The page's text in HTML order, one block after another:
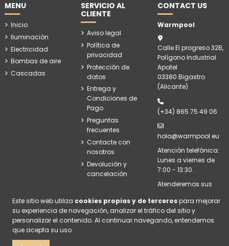
MENU
Inicio
Iluminaciòn
Electricidad
Bombas de aire
Cascadas
SERVICIO AL
CLIENTE
Aviso legal
Política de
privacidad
Protección de
datos
Entrega y
Condiciones de
Pago
Preguntas
frecuentes
Contacte con
nosotros
Devolución y
cancelación
CONTACT US
Warmpool
Calle El progreso 32B,
Polígono Industrial
Apatel
03380 Bigastro
(Alicante)
(+34) 865 75 49 06
hola@warmpool.eu
Atención telefónica:
Lunes a viernes de
7:00 - 13:30.
Atenderemos sus
electrónico en
menos de 24h de
lunes a viernes.
Este sitio web utiliza cookies propias y de tercerospara mejorar
su experiencia de navegación, analizar el tráfico del sitio y
personalizar el contenido. Al continuar navegando, entendemos
que acepta su uso.